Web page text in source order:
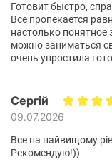
Готовит быстро,
Все пропекается
настолько
можно заниматься
очень упростила
Сергій
09.07.2026
Все на найвищому
Рекомендую!))